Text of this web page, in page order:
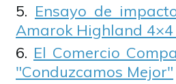
Ensayo de
Amarok Highland 4×4
El Comercio
"Conduzcamos Mejor"